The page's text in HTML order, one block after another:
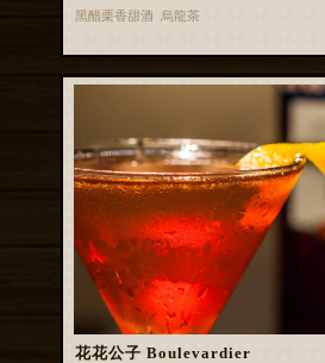
黑醋栗香甜酒 烏龍茶
花花公子 Boulevardier